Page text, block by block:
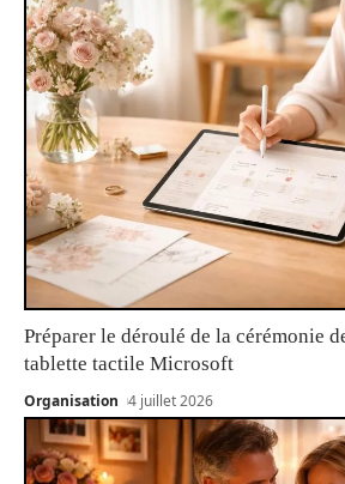
Préparer le déroulé de la cérémonie
tablette tactile Microsoft
Organisation 4 juillet 2026